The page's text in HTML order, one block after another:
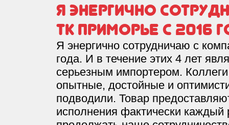
Я энергично
ТК Приморье с 2016
Я энергично сотрудничаю с
года. И в течение этих 4 лет
серьезным импортером.
опытные, достойные и
подводили. Товар
исполнения фактически